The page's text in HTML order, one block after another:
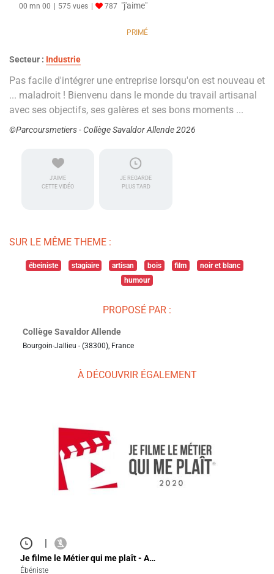
00 mn 00 575 vues 787 "j'aime"
PRIMÉ
Secteur : Industrie
Pas facile d'intégrer une entreprise lorsqu'on est nouveau et
... maladroit ! Bienvenu dans le monde du travail artisanal
avec ses objectifs, ses galères et ses bons moments ...
©Parcoursmetiers - Collège Savaldor Allende 2026
J'AIME
CETTE VIDÉO
JE REGARDE
PLUS TARD
SUR LE MÊME THEME :
ébeiniste stagiaire artisan bois film
noir et blanc
humour
PROPOSÉ PAR :
Collège Savaldor Allende
Bourgoin-Jallieu - (38300), France
À DÉCOUVRIR ÉGALEMENT
|
Je filme le Métier qui me plaît - A…
Ébéniste